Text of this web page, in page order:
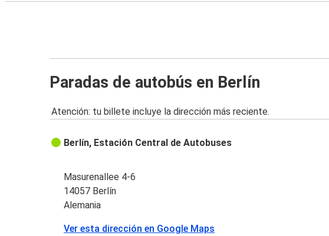
Paradas de autobús en Berlín
Atención: tu billete incluye la dirección más reciente.
Berlín, Estación Central de Autobuses
Masurenallee 4-6
14057 Berlín
Alemania
Ver esta dirección en Google Maps